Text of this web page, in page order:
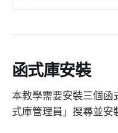
發板,1602 LCD顯示器,壓
鳴器,足量杜邦線
函式庫安裝
本教學需要安裝三個函
式庫管理員」搜尋並安